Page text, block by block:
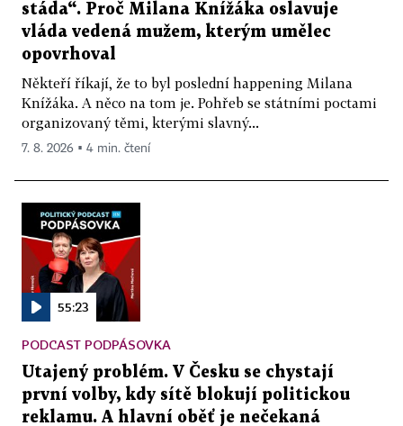
stáda“. Proč Milana Knížáka oslavuje
vláda vedená mužem, kterým umělec
opovrhoval
Někteří říkají, že to byl poslední happening Milana
Knížáka. A něco na tom je. Pohřeb se státními poctami
organizovaný těmi, kterými slavný...
7. 8. 2026 ▪ 4 min. čtení
55:23
PODCAST PODPÁSOVKA
Utajený problém. V Česku se chystají
první volby, kdy sítě blokují politickou
reklamu. A hlavní oběť je nečekaná